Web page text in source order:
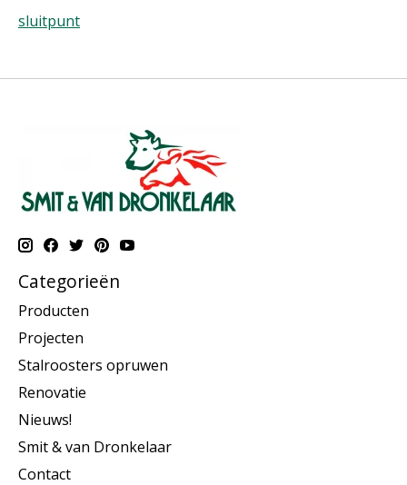
sluitpunt
Categorieën
Producten
Projecten
Stalroosters opruwen
Renovatie
Nieuws!
Smit & van Dronkelaar
Contact